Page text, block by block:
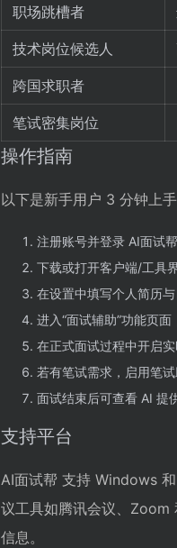
职场跳槽者
技术岗位候选人
跨国求职者
笔试密集岗位
操作指南
以下是新手用户 3 分钟上手
注册账号并登录 AI面试帮
下载或打开客户端/工具界
在设置中填写个人简历与
进入“面试辅助”功能页面
在正式面试过程中开启实
若有笔试需求，启用笔
面试结束后可查看 AI 提
支持平台
AI面试帮 支持 Windows
议工具如腾讯会议、Zoom
信息。